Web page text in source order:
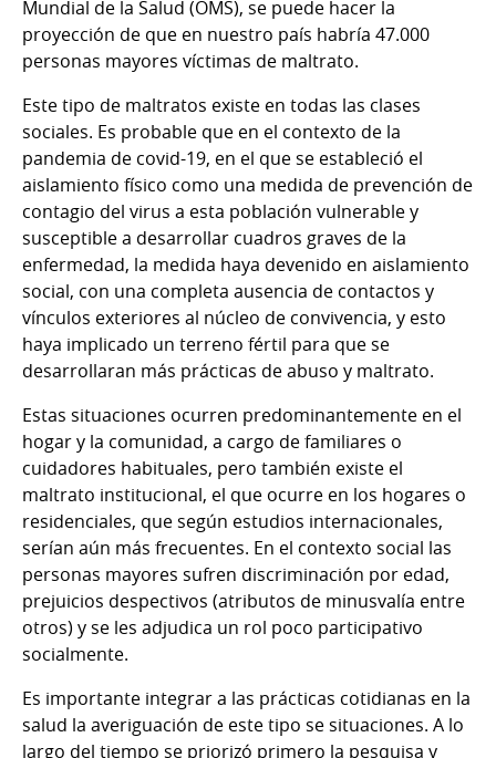
Mundial de la Salud (OMS), se puede hacer la
proyección de que en nuestro país habría 47.000
personas mayores víctimas de maltrato.
Este tipo de maltratos existe en todas las clases
sociales. Es probable que en el contexto de la
pandemia de covid-19, en el que se estableció el
aislamiento físico como una medida de prevención de
contagio del virus a esta población vulnerable y
susceptible a desarrollar cuadros graves de la
enfermedad, la medida haya devenido en aislamiento
social, con una completa ausencia de contactos y
vínculos exteriores al núcleo de convivencia, y esto
haya implicado un terreno fértil para que se
desarrollaran más prácticas de abuso y maltrato.
Estas situaciones ocurren predominantemente en el
hogar y la comunidad, a cargo de familiares o
cuidadores habituales, pero también existe el
maltrato institucional, el que ocurre en los hogares o
residenciales, que según estudios internacionales,
serían aún más frecuentes. En el contexto social las
personas mayores sufren discriminación por edad,
prejuicios despectivos (atributos de minusvalía entre
otros) y se les adjudica un rol poco participativo
socialmente.
Es importante integrar a las prácticas cotidianas en la
salud la averiguación de este tipo se situaciones. A lo
largo del tiempo se priorizó primero la pesquisa y